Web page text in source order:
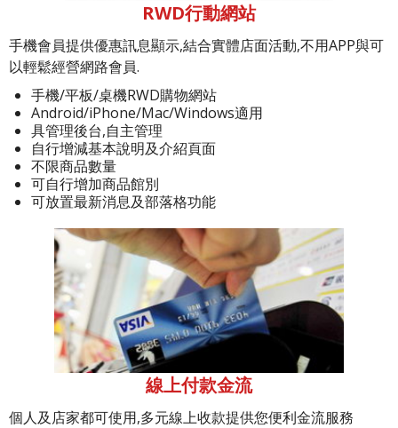
RWD行動網站
手機會員提供優惠訊息顯示,結合實體店面活動,不用APP與可
以輕鬆經營網路會員.
手機/平板/桌機RWD購物網站
Android/iPhone/Mac/Windows適用
具管理後台,自主管理
自行增減基本說明及介紹頁面
不限商品數量
可自行增加商品館別
可放置最新消息及部落格功能
線上付款金流
個人及店家都可使用,多元線上收款提供您便利金流服務